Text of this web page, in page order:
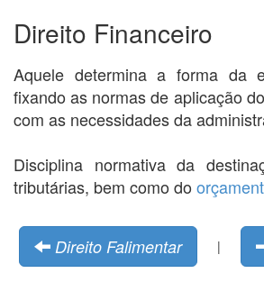
Direito Financeiro
Aquele determina a forma da
fixando as normas de aplicação
com as necessidades da
Disciplina normativa da
tributárias, bem como do
Direito Falimentar |